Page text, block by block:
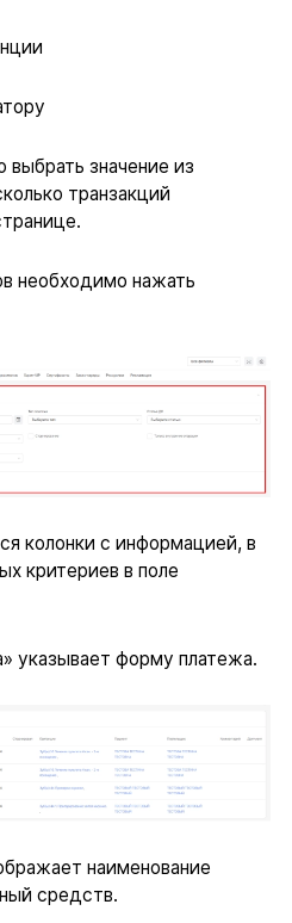
значение из
транзакций
необходимо нажать
колонки с информацией, в
критериев в поле
указывает форму платежа.
наименование
средств.